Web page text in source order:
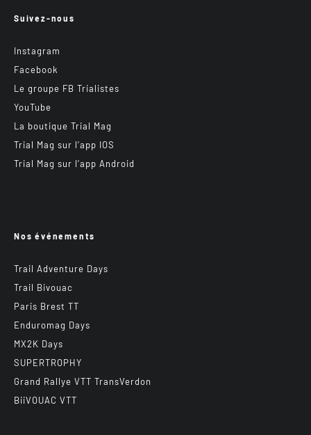
Suivez-nous
Instagram
Facebook
Le groupe FB Trialistes
YouTube
La boutique Trial Mag
Trial Mag sur l’app IOS
Trial Mag sur l’app Android
Nos événements
Trail Adventure Days
Trail Bivouac
Paris Brest TT
Enduromag Days
MX2K Days
SUPERTROPHY
Grand Rallye VTT TransVerdon
BiiVOUAC VTT